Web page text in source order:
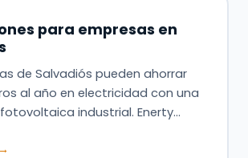
para empresas en
de Salvadiós pueden ahorrar
al año en electricidad con una
industrial. Enerty…